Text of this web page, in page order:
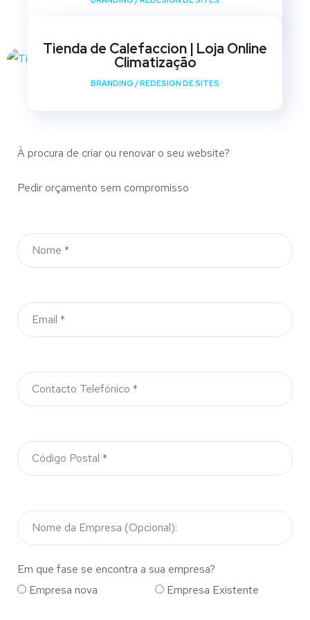
Tienda de Calefaccion | Loja Online
Climatização
BRANDING /REDESIGN DE SITES
À procura de criar ou renovar o seu website?
Pedir orçamento sem compromisso
Em que fase se encontra a sua empresa?
Empresa nova
Empresa Existente